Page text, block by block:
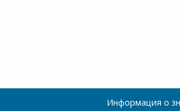
Информация о